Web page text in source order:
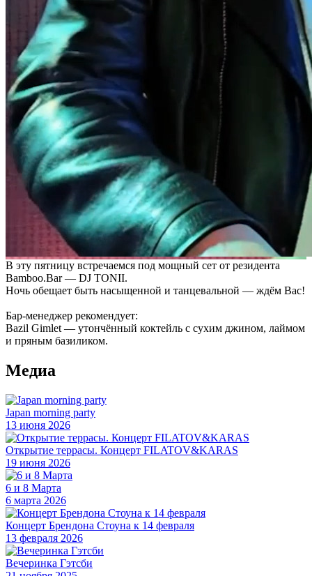
В эту пятницу встречаемся под мощный сет от резидента
Bamboo.Bar — DJ TONII.
Ночь обещает быть насыщенной и танцевальной — ждём Вас!
Бар-менеджер рекомендует:
Bazil Gimlet — утончённый коктейль с сухим джином, лаймом
и пряным базиликом.
Медиа
Japan morning party
13 июня 2026
Открытие террасы. Концерт FILATOV&KARAS
19 июня 2026
6 и 8 Марта
6 марта 2026
Концерт Брендона Стоуна к 14 февраля
13 февраля 2026
Вечеринка Гэтсби